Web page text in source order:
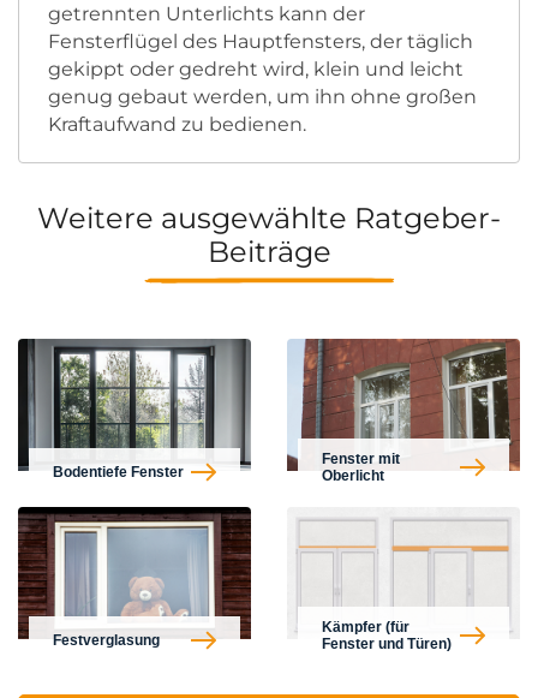
getrennten Unterlichts kann der
Fensterflügel des Hauptfensters, der täglich
gekippt oder gedreht wird, klein und leicht
genug gebaut werden, um ihn ohne großen
Kraftaufwand zu bedienen.
Weitere ausgewählte Ratgeber-
Beiträge
Bodentiefe Fenster
Fenster mit
Oberlicht
Festverglasung
Kämpfer (für
Fenster und Türen)